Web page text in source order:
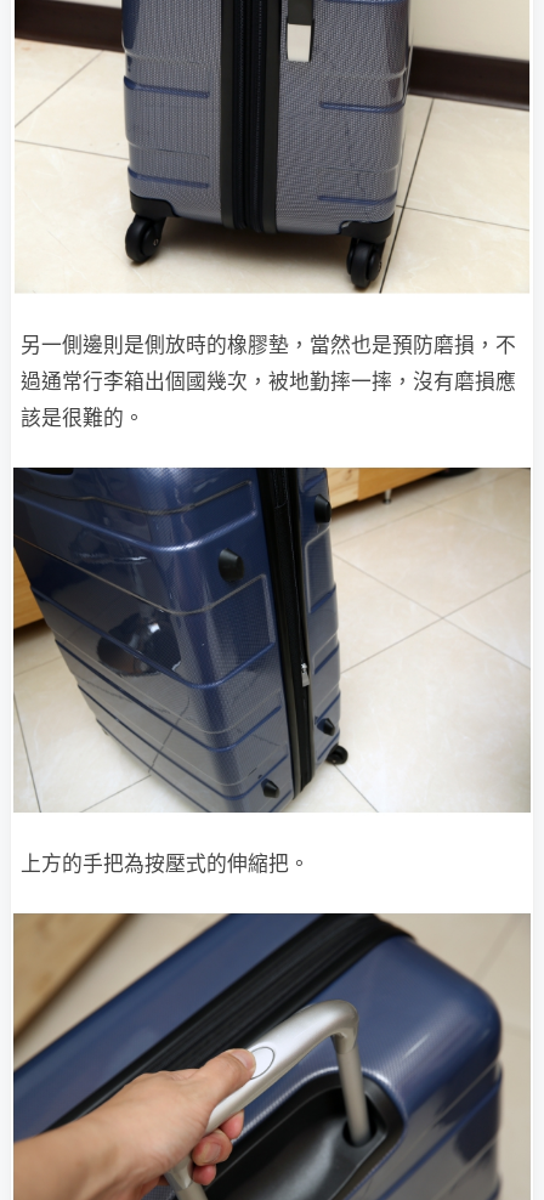
另一側邊則是側放時的橡膠墊，當然也是預防磨損，不
過通常行李箱出個國幾次，被地勤摔一摔，沒有磨損應
該是很難的。
上方的手把為按壓式的伸縮把。